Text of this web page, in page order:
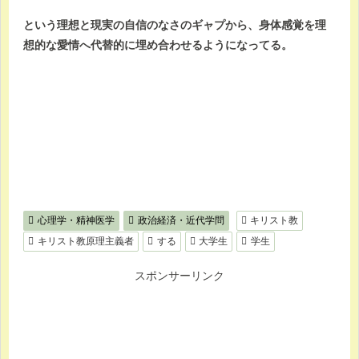
という理想と現実の自信のなさのギャプから、身体感覚を理
想的な愛情へ代替的に埋め合わせるようになってる。
心理学・精神医学 政治経済・近代学問
キリスト教
キリスト教原理主義者
する 大学生 学生
スポンサーリンク